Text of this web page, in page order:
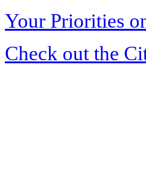
Your Priorities
Check out the